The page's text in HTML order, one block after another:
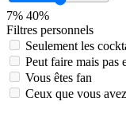
7% 40%
Filtres personnels
Seulement les
Peut faire mais pas
Vous êtes fan
Ceux que vous